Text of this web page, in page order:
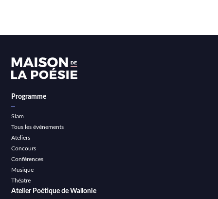
Programme
Slam
Tous les événements
Ateliers
Concours
Conférences
Musique
Théatre
Atelier Poétique de Wallonie